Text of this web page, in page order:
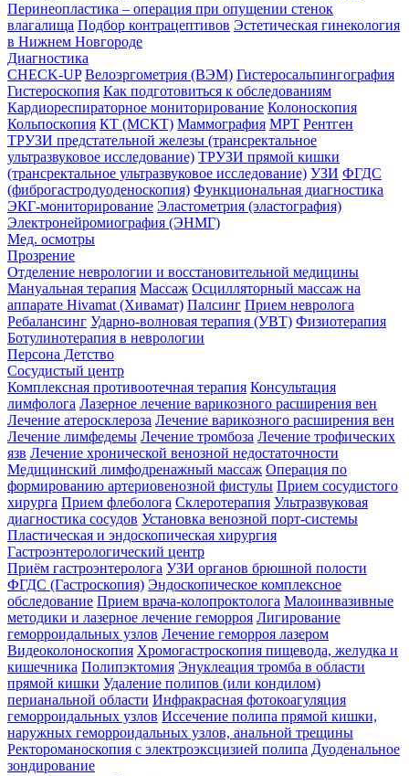
Перинеопластика – операция при опущении стенок
влагалища Подбор контрацептивов Эстетическая гинекология
в Нижнем Новгороде
Диагностика
CHECK-UP Велоэргометрия (ВЭМ) Гистеросальпингография
Гистероскопия Как подготовиться к обследованиям
Кардиореспираторное мониторирование Колоноскопия
Кольпоскопия КТ (МСКТ) Маммография МРТ Рентген
ТРУЗИ предстательной железы (трансректальное
ультразвуковое исследование) ТРУЗИ прямой кишки
(трансректальное ультразвуковое исследование) УЗИ ФГДС
(фиброгастродуоденоскопия) Функциональная диагностика
ЭКГ-мониторирование Эластометрия (эластография)
Электронейромиография (ЭНМГ)
Мед. осмотры
Прозрение
Отделение неврологии и восстановительной медицины
Мануальная терапия Массаж Осцилляторный массаж на
аппарате Hivamat (Хивамат) Палсинг Прием невролога
Ребалансинг Ударно-волновая терапия (УВТ) Физиотерапия
Ботулинотерапия в неврологии
Персона Детство
Сосудистый центр
Комплексная противоотечная терапия Консультация
лимфолога Лазерное лечение варикозного расширения вен
Лечение атеросклероза Лечение варикозного расширения вен
Лечение лимфедемы Лечение тромбоза Лечение трофических
язв Лечение хронической венозной недостаточности
Медицинский лимфодренажный массаж Операция по
формированию артериовенозной фистулы Прием сосудистого
хирурга Прием флеболога Склеротерапия Ультразвуковая
диагностика сосудов Установка венозной порт-системы
Пластическая и эндоскопическая хирургия
Гастроэнтерологический центр
Приём гастроэнтеролога УЗИ органов брюшной полости
ФГДС (Гастроскопия) Эндоскопическое комплексное
обследование Прием врача-колопроктолога Малоинвазивные
методики и лазерное лечение геморроя Лигирование
геморроидальных узлов Лечение геморроя лазером
Видеоколоноскопия Хромогастроскопия пищевода, желудка и
кишечника Полипэктомия Энуклеация тромба в области
прямой кишки Удаление полипов (или кондилом)
перианальной области Инфракрасная фотокоагуляция
геморроидальных узлов Иссечение полипа прямой кишки,
наружных геморроидальных узлов, анальной трещины
Ректороманоскопия с электроэксцизией полипа Дуоденальное
зондирование